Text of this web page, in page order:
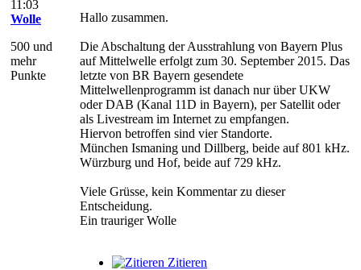
11:03
Wolle
500 und
mehr
Punkte
Hallo zusammen.
Die Abschaltung der Ausstrahlung von Bayern Plus
auf Mittelwelle erfolgt zum 30. September 2015. Das
letzte von BR Bayern gesendete
Mittelwellenprogramm ist danach nur über UKW
oder DAB (Kanal 11D in Bayern), per Satellit oder
als Livestream im Internet zu empfangen.
Hiervon betroffen sind vier Standorte.
München Ismaning und Dillberg, beide auf 801 kHz.
Würzburg und Hof, beide auf 729 kHz.
Viele Grüsse, kein Kommentar zu dieser
Entscheidung.
Ein trauriger Wolle
Zitieren